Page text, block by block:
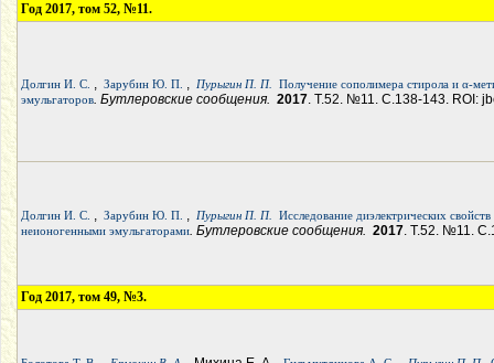
Год 2017, том 52, №11.
Долгин И. С. , Зарубин Ю. П. , Пурыгин П. П.
Получение сополимера стирола и α-
эмульгаторов. Бутлеровские сообщения. 2017. Т.52. №11. С.138-143. ROI:
Долгин И. С. , Зарубин Ю. П. , Пурыгин П. П.
Исследование диэлектрических
неионогенными эмульгаторами. Бутлеровские сообщения. 2017. Т.52. №11.
Год 2017, том 49, №3.